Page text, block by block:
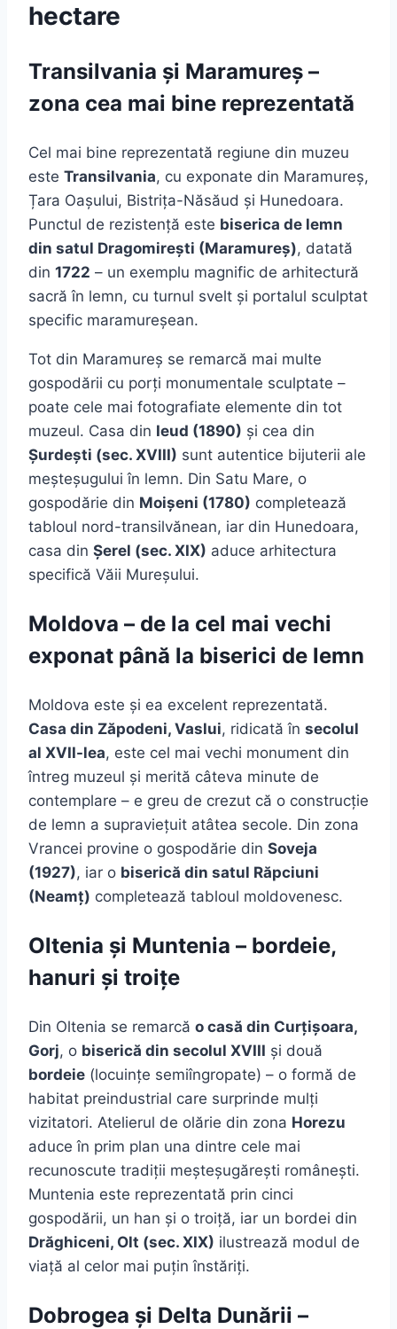
hectare
Transilvania și Maramureș –
zona cea mai bine reprezentată
Cel mai bine reprezentată regiune din muzeu
este Transilvania, cu exponate din Maramureș,
Țara Oașului, Bistrița-Năsăud și Hunedoara.
Punctul de rezistență este biserica de lemn
din satul Dragomirești (Maramureș), datată
din 1722 – un exemplu magnific de arhitectură
sacră în lemn, cu turnul svelt și portalul sculptat
specific maramureșean.
Tot din Maramureș se remarcă mai multe
gospodării cu porți monumentale sculptate –
poate cele mai fotografiate elemente din tot
muzeul. Casa din Ieud (1890) și cea din
Șurdești (sec. XVIII) sunt autentice bijuterii ale
meșteșugului în lemn. Din Satu Mare, o
gospodărie din Moișeni (1780) completează
tabloul nord-transilvănean, iar din Hunedoara,
casa din Șerel (sec. XIX) aduce arhitectura
specifică Văii Mureșului.
Moldova – de la cel mai vechi
exponat până la biserici de lemn
Moldova este și ea excelent reprezentată.
Casa din Zăpodeni, Vaslui, ridicată în secolul
al XVII-lea, este cel mai vechi monument din
întreg muzeul și merită câteva minute de
contemplare – e greu de crezut că o construcție
de lemn a supraviețuit atâtea secole. Din zona
Vrancei provine o gospodărie din Soveja
(1927), iar o biserică din satul Răpciuni
(Neamț) completează tabloul moldovenesc.
Oltenia și Muntenia – bordeie,
hanuri și troițe
Din Oltenia se remarcă o casă din Curțișoara,
Gorj, o biserică din secolul XVIII și două
bordeie (locuințe semiîngropate) – o formă de
habitat preindustrial care surprinde mulți
vizitatori. Atelierul de olărie din zona Horezu
aduce în prim plan una dintre cele mai
recunoscute tradiții meșteșugărești românești.
Muntenia este reprezentată prin cinci
gospodării, un han și o troiță, iar un bordei din
Drăghiceni, Olt (sec. XIX) ilustrează modul de
viață al celor mai puțin înstăriți.
Dobrogea și Delta Dunării –